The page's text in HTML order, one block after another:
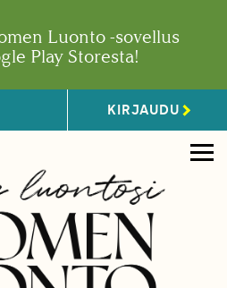
Luonto -sovellus
Play Storesta!
KIRJAUDU